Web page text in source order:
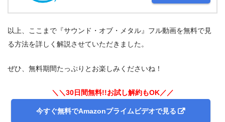
以上、ここまで『サウンド・オブ・メタル』フル動画を無料で見
る方法を詳しく解説させていただきました。
ぜひ、無料期間たっぷりとお楽しみくださいね！
＼＼30日間無料!!お試し解約もOK／／
今すぐ無料でAmazonプライムビデオで見る